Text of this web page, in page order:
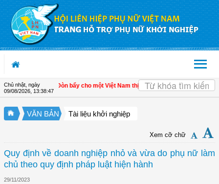
Truy cập nội dung luôn
Chủ nhật, ngày
09/08/2026 13:38:48
kinh tế tư nhân - Đòn bẩy cho một Việt Nam thịnh vượng | Hội LHPN tỉnh
VĂN BẢN Tài liệu khởi nghiệp
Xem cỡ chữ
Quy định về doanh nghiệp nhỏ và vừa do phụ nữ làm
chủ theo quy định pháp luật hiện hành
29/11/2023